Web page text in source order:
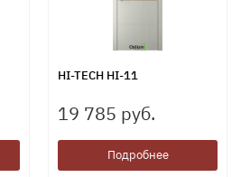
HI-TECH HI-11
19 785 руб.
Подробнее